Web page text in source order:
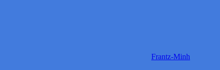
Frantz-Minh